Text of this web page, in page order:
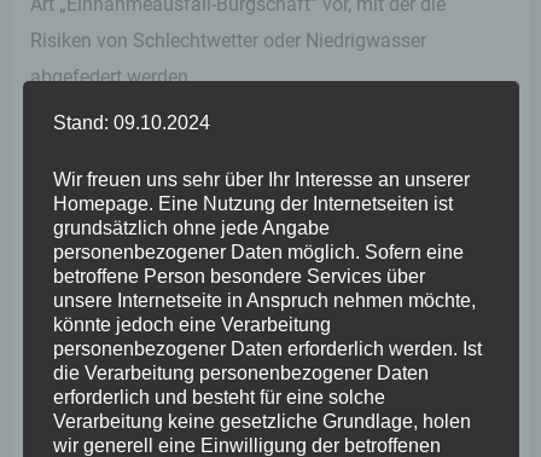
Art „Einnahmeausfall-Bürgschaft“ vor, mit der die
Risiken von Schlechtwetter oder Niedrigwasser
abgefedert werden.
Bürgermeisterin Kathrin Laymann und Christian
Altmaier (Ratsmitglied Koblenz) sehen in der
zusätzlichen Aufgabe auch ein Risiko für die Finanzen
der beteiligten Kommunen. Sie unterstützen die
Forderung des FREIE WÄHLER-Landtagsageordneten
Wefelscheid. „Für die Ortsgemeinden am Rhein ist
‚Rhein in Flammen‘ auch eine Art Orts-Fest und von
großer Bedeutung, bei dem aber auch viele Touristen
Stand: 09.10.2024
Wir freuen uns sehr über Ihr Interesse an unserer
Homepage. Eine Nutzung der Internetseiten ist
grundsätzlich ohne jede Angabe
personenbezogener Daten möglich. Sofern eine
betroffene Person besondere Services über
unsere Internetseite in Anspruch nehmen möchte,
könnte jedoch eine Verarbeitung
personenbezogener Daten erforderlich werden. Ist
die Verarbeitung personenbezogener Daten
erforderlich und besteht für eine solche
Verarbeitung keine gesetzliche Grundlage, holen
wir generell eine Einwilligung der betroffenen